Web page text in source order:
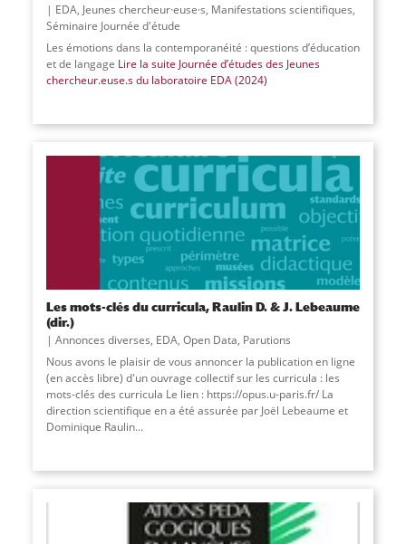
EDA, Jeunes chercheur·euse·s, Manifestations scientifiques,
Séminaire Journée d'étude
Les émotions dans la contemporanéité : questions d’éducation
et de langage Lire la suite Journée d’études des Jeunes
chercheur.euse.s du laboratoire EDA (2024)
Les mots-clés du curricula, Raulin D. & J. Lebeaume
(dir.)
Annonces diverses, EDA, Open Data, Parutions
Nous avons le plaisir de vous annoncer la publication en ligne
(en accès libre) d'un ouvrage collectif sur les curricula : les
mots-clés des curricula Le lien : https://opus.u-paris.fr/ La
direction scientifique en a été assurée par Joël Lebeaume et
Dominique Raulin...